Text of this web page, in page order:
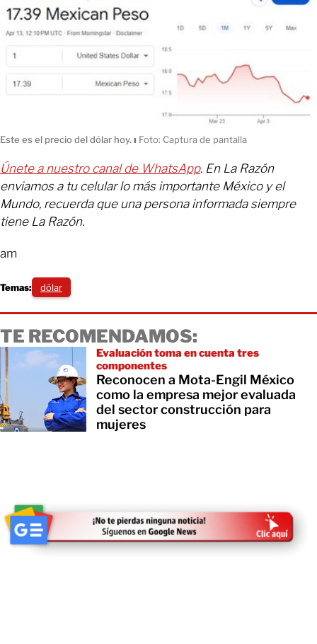
Este es el precio del dólar hoy.ı Foto: Captura de pantalla
Únete a nuestro canal de WhatsApp. En La Razón
enviamos a tu celular lo más importante México y el
Mundo, recuerda que una persona informada siempre
tiene La Razón.
am
Temas: dólar
TE RECOMENDAMOS:
Evaluación toma en cuenta tres
componentes
Reconocen a Mota-Engil México
como la empresa mejor evaluada
del sector construcción para
mujeres